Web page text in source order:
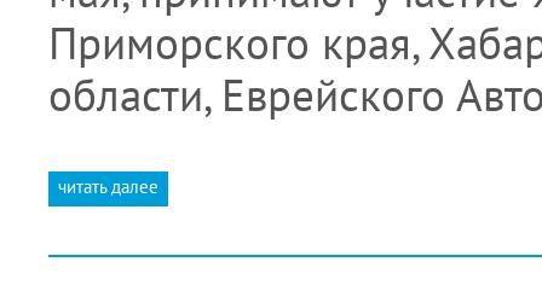
Приморского края,
области, Еврейского
читать далее